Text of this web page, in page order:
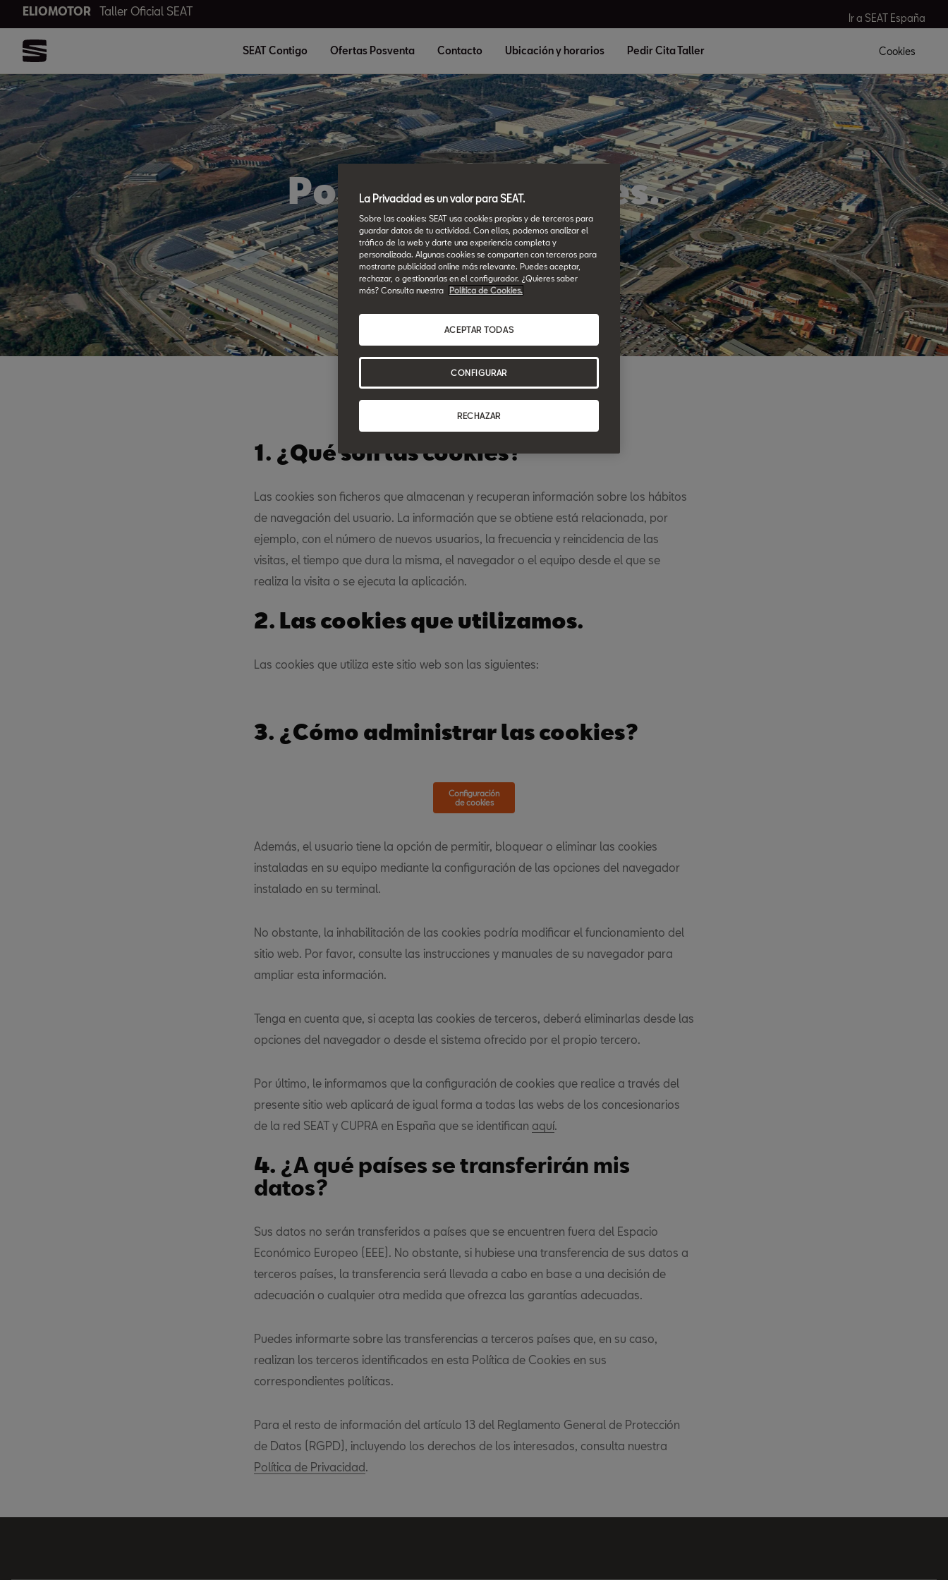
ELIOMOTOR Taller Oficial SEAT
Ir a SEAT España
SEAT Contigo Ofertas Posventa Contacto Ubicación y horarios Pedir Cita Taller Cookies
Política de Cookies.
1. ¿Qué son las cookies?
Las cookies son ficheros que almacenan y recuperan información sobre los hábitos
de navegación del usuario. La información que se obtiene está relacionada, por
ejemplo, con el número de nuevos usuarios, la frecuencia y reincidencia de las
visitas, el tiempo que dura la misma, el navegador o el equipo desde el que se
realiza la visita o se ejecuta la aplicación.
2. Las cookies que utilizamos.
Las cookies que utiliza este sitio web son las siguientes:
3. ¿Cómo administrar las cookies?
Configuración
de cookies
Además, el usuario tiene la opción de permitir, bloquear o eliminar las cookies
instaladas en su equipo mediante la configuración de las opciones del navegador
instalado en su terminal.
No obstante, la inhabilitación de las cookies podría modificar el funcionamiento del
sitio web. Por favor, consulte las instrucciones y manuales de su navegador para
ampliar esta información.
Tenga en cuenta que, si acepta las cookies de terceros, deberá eliminarlas desde las
opciones del navegador o desde el sistema ofrecido por el propio tercero.
Por último, le informamos que la configuración de cookies que realice a través del
presente sitio web aplicará de igual forma a todas las webs de los concesionarios
de la red SEAT y CUPRA en España que se identifican aquí.
4. ¿A qué países se transferirán mis
datos?
Sus datos no serán transferidos a países que se encuentren fuera del Espacio
Económico Europeo (EEE). No obstante, si hubiese una transferencia de sus datos a
terceros países, la transferencia será llevada a cabo en base a una decisión de
adecuación o cualquier otra medida que ofrezca las garantías adecuadas.
Puedes informarte sobre las transferencias a terceros países que, en su caso,
realizan los terceros identificados en esta Política de Cookies en sus
correspondientes políticas.
Para el resto de información del artículo 13 del Reglamento General de Protección
de Datos (RGPD), incluyendo los derechos de los interesados, consulta nuestra
Política de Privacidad.
La Privacidad es un valor para SEAT.
Sobre las cookies: SEAT usa cookies propias y de terceros para
guardar datos de tu actividad. Con ellas, podemos analizar el
tráfico de la web y darte una experiencia completa y
personalizada. Algunas cookies se comparten con terceros para
mostrarte publicidad online más relevante. Puedes aceptar,
rechazar, o gestionarlas en el configurador. ¿Quieres saber
más? Consulta nuestra
Política de Cookies.
RECHAZAR
ACEPTAR TODAS
CONFIGURAR